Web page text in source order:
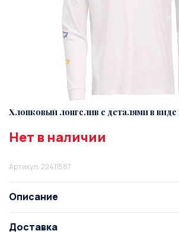
Артикул: 22411587
Хлопковый лонгслив с деталями в виде
Нет в наличии
Описание
Доставка